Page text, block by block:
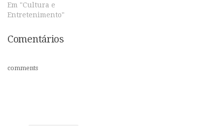
Em "Cultura e
Entretenimento"
Comentários
comments